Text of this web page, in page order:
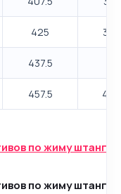
425
437.5
457.5
по жиму штанги
по жиму штанги